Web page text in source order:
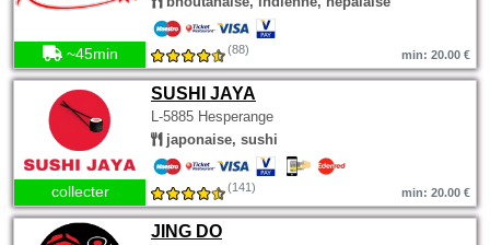
~45min (88) min: 20.00 €
SUSHI JAYA
L-5885 Hesperange
japonaise, sushi
collecter (141) min: 20.00 €
JING DO